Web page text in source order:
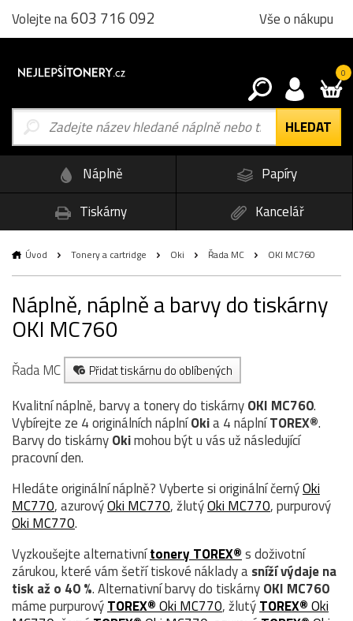
Volejte na603 716 092 Vše o nákupu
0
Náplně
Papíry
Tiskárny
Kancelář
Úvod Tonery a cartridge Oki Řada MC OKI MC760
Náplně, náplně a barvy do tiskárny
OKI MC760
Řada MC Přidat tiskárnu do oblíbených
Kvalitní náplně, barvy a tonery do tiskárnyOKI MC760.
Vybírejte ze 4 originálních náplníOkia 4 náplníTOREX®.
Barvy do tiskárnyOkimohou být u vás už následující
pracovní den.
Hledáte originální náplně? Vyberte si originální černýOki
MC770, azurovýOki MC770, žlutýOki MC770, purpurový
Oki MC770.
Vyzkoušejte alternativnítonery TOREX®s doživotní
zárukou, které vám šetří tiskové náklady asníží výdaje na
tisk až o 40 %. Alternativní barvy do tiskárnyOKI MC760
máme purpurovýTOREX®Oki MC770, žlutýTOREX®Oki